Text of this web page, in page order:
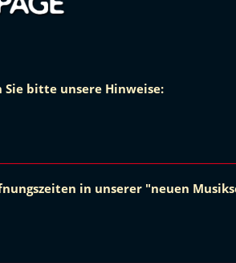
bitte unsere Hinweise:
in unserer "neuen